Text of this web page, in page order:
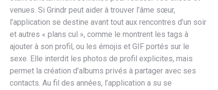
venues. Si Grindr peut aider à trouver l’âme sœur,
l’application se destine avant tout aux rencontres d’un soir
et autres « plans cul », comme le montrent les tags à
ajouter à son profil, ou les émojis et GIF portés sur le
sexe. Elle interdit les photos de profil explicites, mais
permet la création d’albums privés à partager avec ses
contacts. Au fil des années, l’application a su se